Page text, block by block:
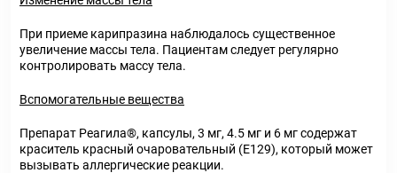
При приеме карипразина наблюдалось существенное
увеличение массы тела. Пациентам следует регулярно
контролировать массу тела.
Вспомогательные вещества
Препарат Реагила®, капсулы, 3 мг, 4.5 мг и 6 мг содержат
краситель красный очаровательный (Е129), который может
вызывать аллергические реакции.